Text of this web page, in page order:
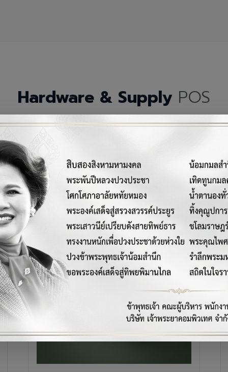
Hardware & Supply POS
ณ์เครื่องมือฮาร์ดแวร์และวัสดุสิ้นเปลืองคุณภาพสูงสำหรับระบบ